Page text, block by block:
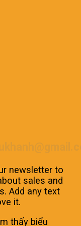
newsletter to
sales and
Add any text
it.
thấy biểu